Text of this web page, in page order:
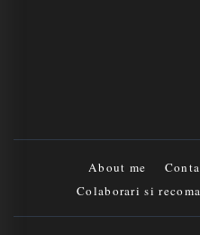
About me
Colaborari si